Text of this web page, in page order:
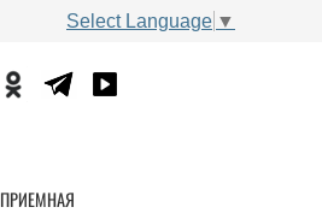
Select Language ▼
ПРИЕМНАЯ